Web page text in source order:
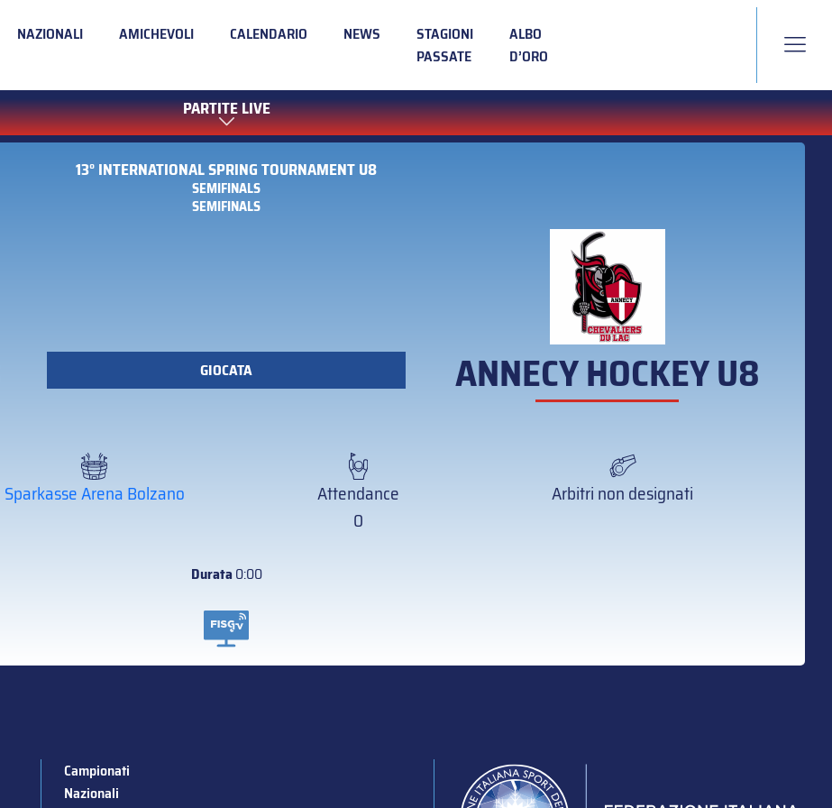
NAZIONALI AMICHEVOLI CALENDARIO NEWS
STAGIONI
PASSATE
ALBO
D’ORO
PARTITE LIVE
13° INTERNATIONAL SPRING TOURNAMENT U8
SEMIFINALS
SEMIFINALS
GIOCATA ANNECY HOCKEY U8
Sparkasse Arena Bolzano
Attendance
0
Arbitri non designati
Durata0:00
Campionati
Nazionali